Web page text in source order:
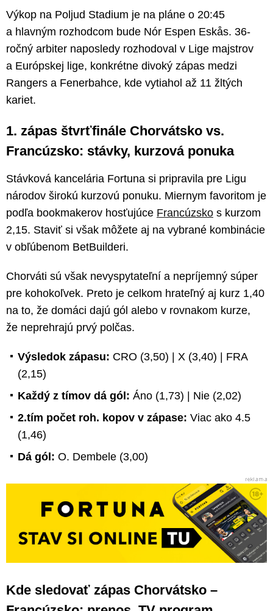
Výkop na Poljud Stadium je na pláne o 20:45
a hlavným rozhodcom bude Nór Espen Eskås. 36-
ročný arbiter naposledy rozhodoval v Lige majstrov
a Európskej lige, konkrétne divoký zápas medzi
Rangers a Fenerbahce, kde vytiahol až 11 žltých
kariet.
1. zápas štvrťfinále Chorvátsko vs.
Francúzsko: stávky, kurzová ponuka
Stávková kancelária Fortuna si pripravila pre Ligu
národov širokú kurzovú ponuku. Miernym favoritom je
podľa bookmakerov hosťujúce Francúzsko s kurzom
2,15. Staviť si však môžete aj na vybrané kombinácie
v obľúbenom BetBuilderi.
Chorváti sú však nevyspytateľní a nepríjemný súper
pre kohokoľvek. Preto je celkom hrateľný aj kurz 1,40
na to, že domáci dajú gól alebo v rovnakom kurze,
že neprehrajú prvý polčas.
Výsledok zápasu: CRO (3,50) | X (3,40) | FRA
(2,15)
Každý z tímov dá gól: Áno (1,73) | Nie (2,02)
2.tím počet roh. kopov v zápase: Viac ako 4.5
(1,46)
Dá gól: O. Dembele (3,00)
Kde sledovať zápas Chorvátsko –